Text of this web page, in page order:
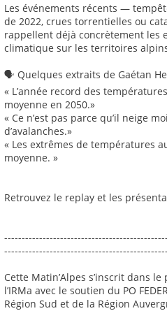
Les événements récents —
de 2022, crues torrentielles ou
rappellent déjà concrètement les
climatique sur les territoires
🗣️ Quelques extraits de Gaétan
« L’année record des
moyenne en 2050.»
« Ce n’est pas parce qu’il neige
d’avalanches.»
« Les extrêmes de températures
moyenne. »
Retrouvez le replay et les
Cette Matin’Alpes s’inscrit dans
l’IRMa avec le soutien du PO
Région Sud et de la Région